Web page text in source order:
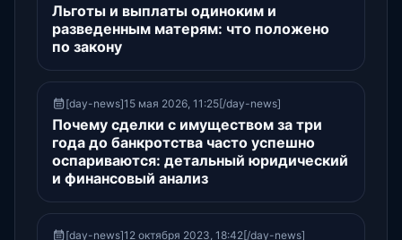
Льготы и выплаты одиноким и
разведенным матерям: что положено
по закону
[day-news]15 мая 2026, 11:25[/day-news]
Почему сделки с имуществом за три
года до банкротства часто успешно
оспариваются: детальный юридический
и финансовый анализ
[day-news]12 октября 2023, 18:42[/day-news]